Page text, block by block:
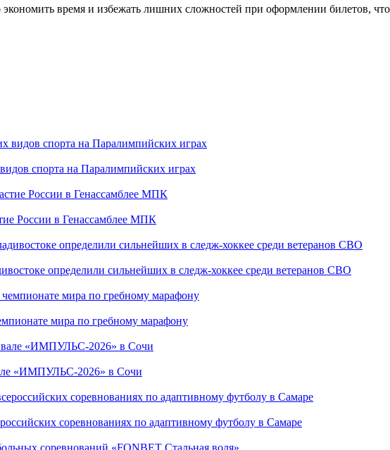
время и избежать лишних сложностей при оформлении билетов,
спорта на Паралимпийских играх
России в Генассамблее МПК
определили сильнейших в следж-хоккее среди ветеранов СВО
мира по гребному марафону
«ИМПУЛЬС-2026» в Сочи
соревнованиях по адаптивному футболу в Самаре